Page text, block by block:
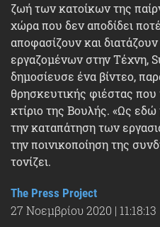
ζωή των κατοίκων της
χώρα που δεν αποδίδει
αποφασίζουν και
εργαζομένων στην Τέχνη,
δημοσίευσε ένα βίντεο,
θρησκευτικής φιέστας
κτίριο της Βουλής. «Ως
την καταπάτηση των
την ποινικοποίηση της
τονίζει.
The Press Project
27 Νοεμβρίου 2020 | 11:18:13